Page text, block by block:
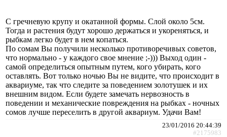
С гречневую крупу и окатанной формы. Слой около 5см.
Тогда и растения будут хорошо держаться и укореняться, и
рыбкам легко будет в нем копаться.
По сомам Вы получили несколько противоречивых советов,
что нормально - у каждого свое мнение ;-))) Выход один -
самой определиться опытным путем, кого убирать, кого
оставлять. Вот только ночью Вы не видите, что происходит в
аквариуме, так что следите за поведением золотушек и их
внешним видом. Если будете замечать нервозность в
поведении и механические повреждения на рыбках - ночных
сомов лучше переселить в другой аквариум. Удачи Вам!
23/01/2016 20:44:39
#2175983